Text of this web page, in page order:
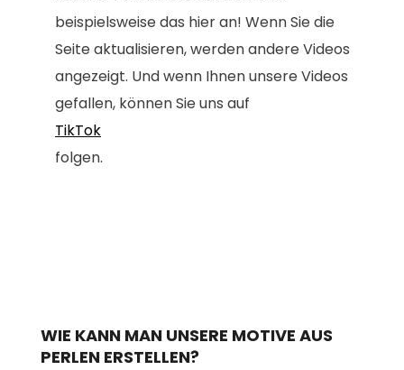
beispielsweise das hier an! Wenn Sie die
Seite aktualisieren, werden andere Videos
angezeigt. Und wenn Ihnen unsere Videos
gefallen, können Sie uns auf
TikTok
folgen.
WIE KANN MAN UNSERE MOTIVE AUS
PERLEN ERSTELLEN?